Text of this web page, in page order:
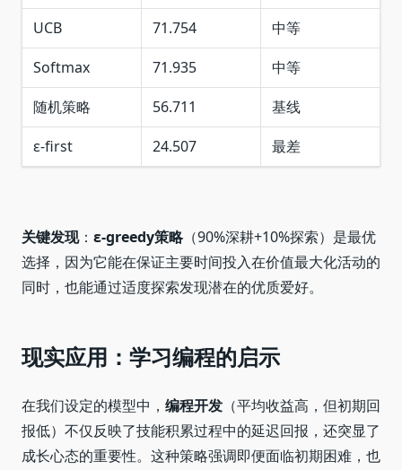
UCB 71.754
中等
Softmax
71.935
中等
随机策略
56.711
基线
ε-first
24.507 最差
关键发现： ε-greedy策略（90%深耕+10%探索）是最优
选择，因为它能在保证主要时间投入在价值最大化活动的
同时，也能通过适度探索发现潜在的优质爱好。
现实应用：学习编程的启示
在我们设定的模型中， 编程开发 （平均收益高，但初期回
报低）不仅反映了技能积累过程中的延迟回报，还突显了
成长心态的重要性。这种策略强调即便面临初期困难，也